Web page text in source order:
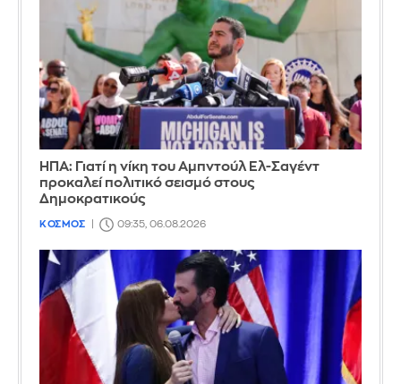
ΗΠΑ: Γιατί η νίκη του Αμπντούλ Ελ-Σαγέντ
προκαλεί πολιτικό σεισμό στους
Δημοκρατικούς
ΚΟΣΜΟΣ 09:35, 06.08.2026